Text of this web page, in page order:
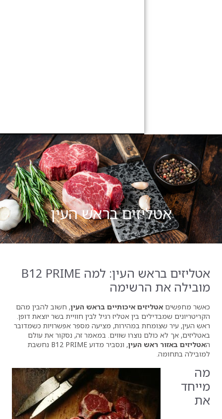
בראש העין
אטליזים בראש העין: למה B12 PRIME
איכותיים בראש העין, חשוב להבין מהם
אטליז רגיל לבין חוויית בשר יוצאת דופן.
במהירות, מציעה מספר אפשרויות כשמדובר
שווים. במאמר זה, נסקור את עולם
, ונסביר מדוע B12 PRIME נחשבת